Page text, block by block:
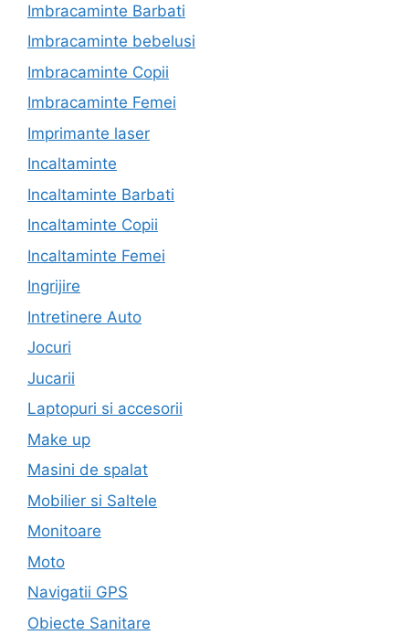
Imbracaminte Barbati
Imbracaminte bebelusi
Imbracaminte Copii
Imbracaminte Femei
Imprimante laser
Incaltaminte
Incaltaminte Barbati
Incaltaminte Copii
Incaltaminte Femei
Ingrijire
Intretinere Auto
Jocuri
Jucarii
Laptopuri si accesorii
Make up
Masini de spalat
Mobilier si Saltele
Monitoare
Moto
Navigatii GPS
Obiecte Sanitare